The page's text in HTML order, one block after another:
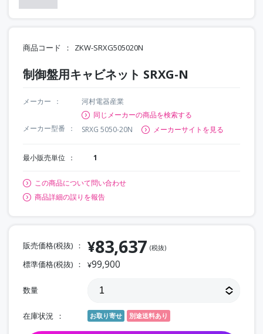
商品コード ZKW-SRXG505020N
制御盤用キャビネット SRXG-N
メーカー
河村電器産業
同じメーカーの商品を検索する
メーカー型番
SRXG 5050-20N メーカーサイトを見る
最小販売単位 1
この商品について問い合わせ
商品詳細の誤りを報告
販売価格(税抜) ¥83,637 (税抜)
標準価格(税抜) ¥99,900
数量
在庫状況 お取り寄せ 別途送料あり